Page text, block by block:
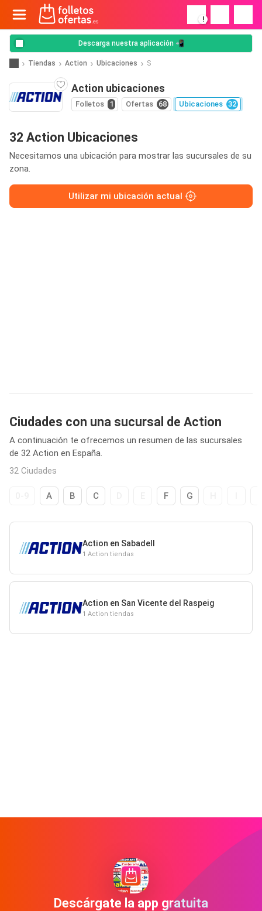
!
Descarga nuestra aplicación 📲
Tiendas Action Ubicaciones S
Action ubicaciones
Folletos 1 Ofertas 68 Ubicaciones 32
32 Action Ubicaciones
Necesitamos una ubicación para mostrar las sucursales de su
zona.
Utilizar mi ubicación actual
Ciudades con una sucursal de Action
A continuación te ofrecemos un resumen de las sucursales
de 32 Action en España.
32 Ciudades
A B C F G
Action en Sabadell
1 Action tiendas
Action en San Vicente del Raspeig
1 Action tiendas
Descárgate la app gratuita